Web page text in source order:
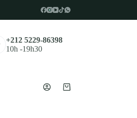
+212 5229-86398
10h -19h30
Panier